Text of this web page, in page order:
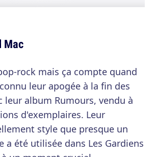
Mac
rock mais ça compte quand
leur apogée à la fin des
leur album Rumours, vendu à
d'exemplaires. Leur
style que presque un
a été utilisée dans Les Gardiens